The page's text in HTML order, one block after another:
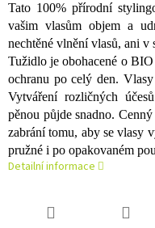
Tato 100% přírodní
vašim vlasům objem a
nechtěné vlnění vlasů, ani v
Tužidlo je obohacené o
ochranu po celý den.
Vytváření rozličných
pěnou půjde snadno.
zabrání tomu, aby se vlasy
pružné i po opakovaném
Detailní informace